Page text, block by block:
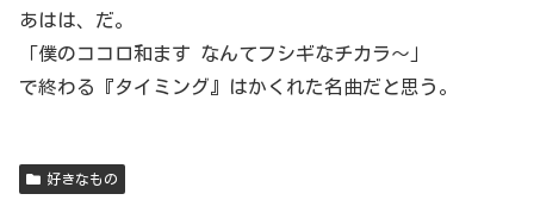
あはは、だ。
「僕のココロ和ます なんてフシギなチカラ〜」
で終わる『タイミング』はかくれた名曲だと思う。
好きなもの